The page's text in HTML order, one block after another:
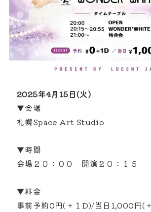
2025年4月15日(火)
▼会場
札幌Space Art Studio
▼時間
会場２０：００ 開演２０：１５
▼料金
事前予約0円(＋１D)/当日1,000円(